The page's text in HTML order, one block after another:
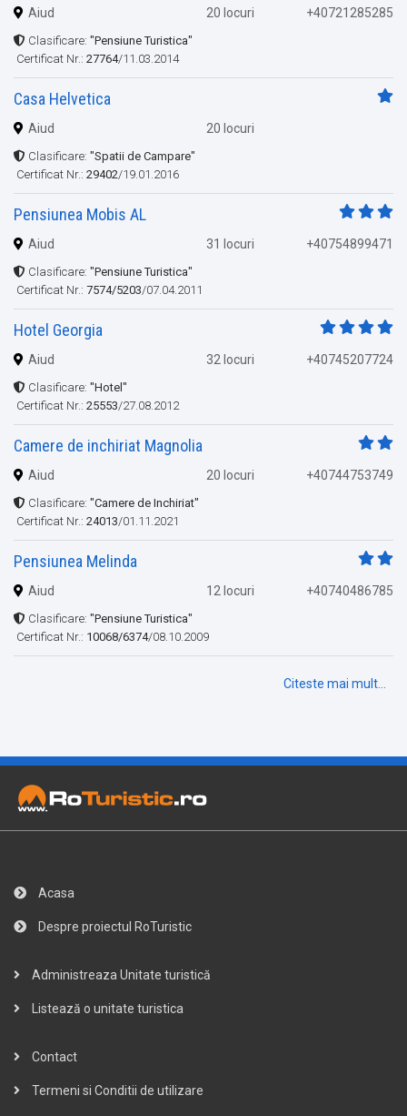
Aiud 20 locuri +40721285285
Clasificare: "Pensiune Turistica"
Certificat Nr.: 27764/11.03.2014
Casa Helvetica
Aiud 20 locuri
Clasificare: "Spatii de Campare"
Certificat Nr.: 29402/19.01.2016
Pensiunea Mobis AL
Aiud 31 locuri +40754899471
Clasificare: "Pensiune Turistica"
Certificat Nr.: 7574/5203/07.04.2011
Hotel Georgia
Aiud 32 locuri +40745207724
Clasificare: "Hotel"
Certificat Nr.: 25553/27.08.2012
Camere de inchiriat Magnolia
Aiud 20 locuri +40744753749
Clasificare: "Camere de Inchiriat"
Certificat Nr.: 24013/01.11.2021
Pensiunea Melinda
Aiud 12 locuri +40740486785
Clasificare: "Pensiune Turistica"
Certificat Nr.: 10068/6374/08.10.2009
Citeste mai mult...
Acasa
Despre proiectul RoTuristic
Administreaza Unitate turistică
Listează o unitate turistica
Contact
Termeni si Conditii de utilizare